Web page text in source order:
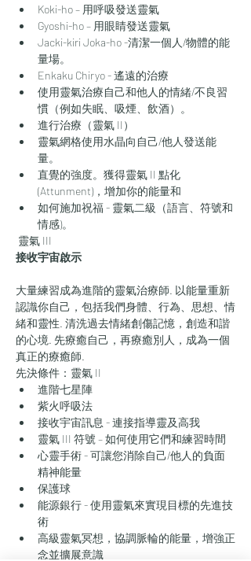
Koki-ho – 用呼吸發送靈氣
Gyoshi-ho – 用眼睛發送靈氣
Jacki-kiri Joka-ho -清潔一個人/物體的能
量場。
Enkaku Chiryo - 遙遠的治療
使用靈氣治療自己和他人的情緒/不良習
慣（例如失眠、吸煙、飲酒）。
進行治療（靈氣 II）
靈氣網格使用水晶向自己/他人發送能
量。
直覺的強度。獲得靈氣 II 點化
(Attunment)，增加你的能量和
如何施加祝福 - 靈氣二級（語言、符號和
情感)。
靈氣 III
接收宇宙啟示
大量練習成為進階的靈氣治療師. 以能量重新
認識你自己，包括我們身體、行為、思想、情
緒和靈性. 清洗過去情緒創傷記憶，創造和諧
的心境. 先療癒自己，再療癒別人，成為一個
真正的療癒師.
先決條件：靈氣 II
進階七星陣
紫火呼吸法
​接收宇宙訊息 - 連接指導靈及高我
靈氣 III 符號 – 如何使用它們和練習時間
心靈手術 - 可讓您消除自己/他人的負面
精神能量
保護球
能源銀行 - 使用靈氣來實現目標的先進技
術
高級靈氣冥想，協調脈輪的能量，增強正
念並擴展意識